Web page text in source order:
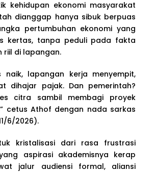
kehidupan ekonomi masyarakat
dianggap hanya sibuk berpuas
pertumbuhan ekonomi yang
kertas, tanpa peduli pada fakta
riil di lapangan.
naik, lapangan kerja menyempit,
dihajar pajak. Dan pemerintah?
citra sambil membagi proyek
cetus Athof dengan nada sarkas
6/2026).
kristalisasi dari rasa frustrasi
aspirasi akademisnya kerap
jalur audiensi formal, aliansi